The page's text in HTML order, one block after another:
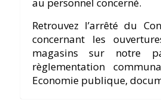
au personnel concerné.
Retrouvez l’arrêté du
concernant les
magasins sur notre
règlementation
Economie publique,